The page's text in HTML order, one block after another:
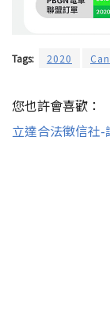
Tags: 2020
您也許會喜歡：
立達合法徵信社